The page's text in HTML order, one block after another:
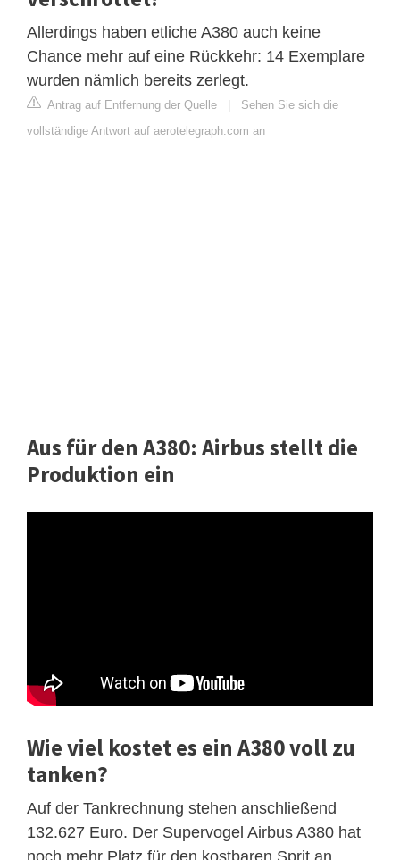
Allerdings haben etliche A380 auch keine
Chance mehr auf eine Rückkehr: 14 Exemplare
wurden nämlich bereits zerlegt.
Antrag auf Entfernung der Quelle
Sehen Sie sich die
vollständige Antwort auf aerotelegraph.com an
Aus für den A380: Airbus stellt die
Produktion ein
Wie viel kostet es ein A380 voll zu
tanken?
Auf der Tankrechnung stehen anschließend
132.627 Euro. Der Supervogel Airbus A380 hat
noch mehr Platz für den kostbaren Sprit an